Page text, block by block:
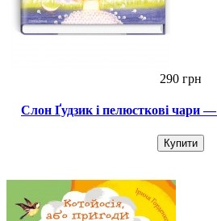
290 грн
Слон Ґудзик і пелюсткові чари
Купити